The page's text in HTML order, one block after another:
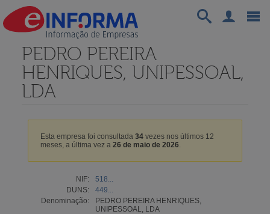
PEDRO PEREIRA
HENRIQUES, UNIPESSOAL,
LDA
Esta empresa foi consultada 34vezes nos últimos 12
meses, a última vez a 26 de maio de 2026.
NIF:
518...
DUNS:
449...
Denominação:
PEDRO PEREIRA HENRIQUES,
UNIPESSOAL, LDA